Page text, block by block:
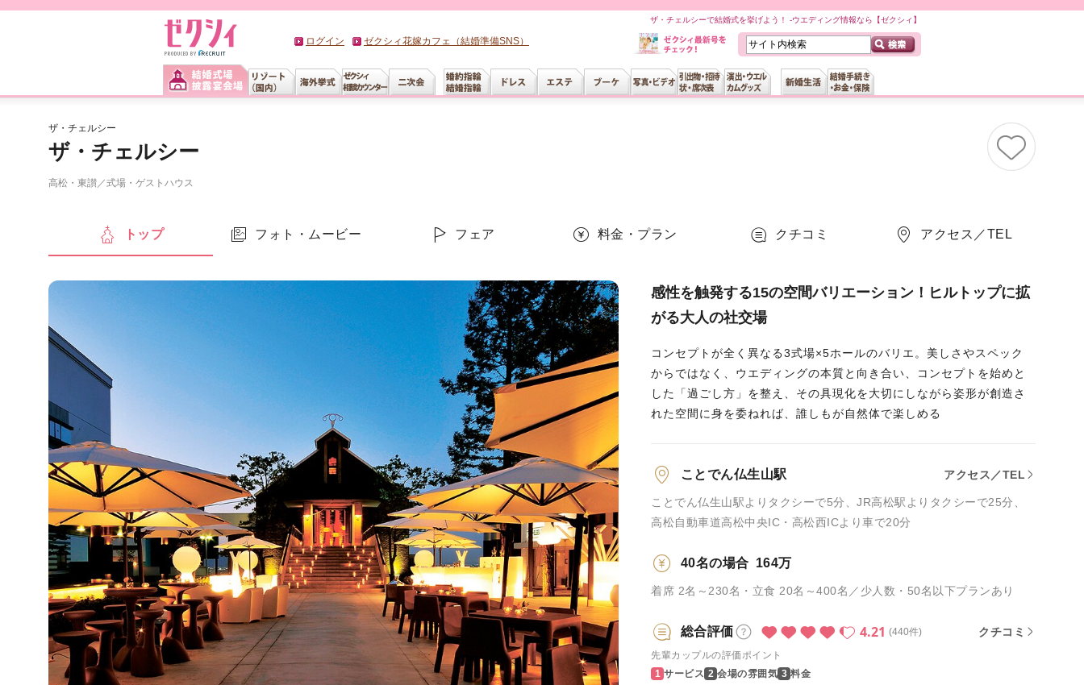
ザ・チェルシーで結婚式を挙げよう！ -ウエディング情報なら【ゼクシィ】
ログイン ゼクシィ花嫁カフェ（結婚準備SNS）
ザ・チェルシー
ザ・チェルシー
高松・東讃／式場・ゲストハウス
トップ フォト・ムービー フェア 料金・プラン クチコミ アクセス／TEL
感性を触発する15の空間バリエーション！ヒルトップに拡
がる大人の社交場
コンセプトが全く異なる3式場×5ホールのバリエ。美しさやスペック
からではなく、ウエディングの本質と向き合い、コンセプトを始めと
した「過ごし方」を整え、その具現化を大切にしながら姿形が創造さ
れた空間に身を委ねれば、誰しもが自然体で楽しめる
ことでん仏生山駅 アクセス／TEL
ことでん仏生山駅よりタクシーで5分、JR高松駅よりタクシーで25分、
高松自動車道高松中央IC・高松西ICより車で20分
40名の場合 164万
着席 2名～230名・立食 20名～400名／少人数・50名以下プランあり
総合評価 4.21 (440件) クチコミ
先輩カップルの評価ポイント
サービス
会場の雰囲気 料金